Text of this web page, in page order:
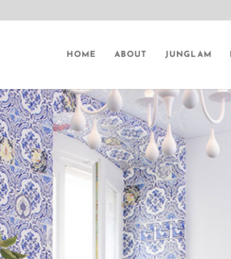
HOME ABOUT JUNGLAM